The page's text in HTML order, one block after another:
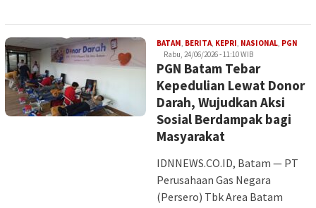
BATAM, BERITA, KEPRI, NASIONAL, PGN
Rabu, 24/06/2026 - 11:10 WIB
PGN Batam Tebar
Kepedulian Lewat Donor
Darah, Wujudkan Aksi
Sosial Berdampak bagi
Masyarakat
IDNNEWS.CO.ID, Batam — PT
Perusahaan Gas Negara
(Persero) Tbk Area Batam